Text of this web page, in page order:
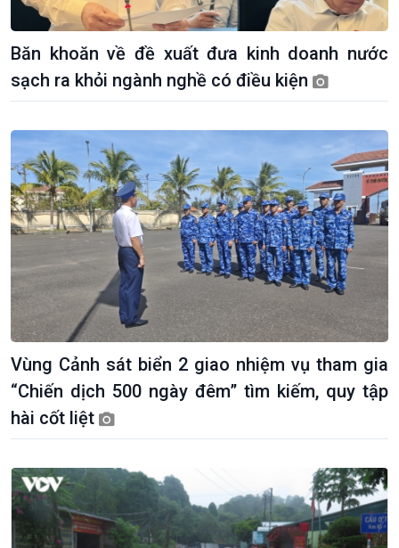
Tin Kinh tế
Trước giờ mở cửa
Sức sống hàng Việt
Tuyên chiến với gian lận
thương mại
Tin Nông nghiệp & Biển
đảo
Biển đảo Việt Nam
đảo
Tìm hiểu biển, đảo Việt
Nam
Băn khoăn về đề xuất đưa kinh doanh nước
sạch ra khỏi ngành nghề có điều kiện
Vùng Cảnh sát biển 2 giao nhiệm vụ tham gia
“Chiến dịch 500 ngày đêm” tìm kiếm, quy tập
hài cốt liệt